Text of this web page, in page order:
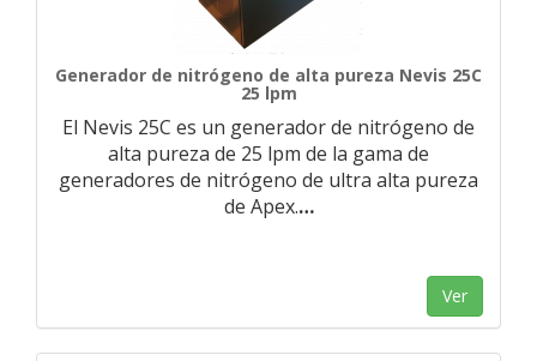
Generador de nitrógeno de alta pureza Nevis 25C
25 lpm
El Nevis 25C es un generador de nitrógeno de
alta pureza de 25 lpm de la gama de
generadores de nitrógeno de ultra alta pureza
de Apex.…
Ver